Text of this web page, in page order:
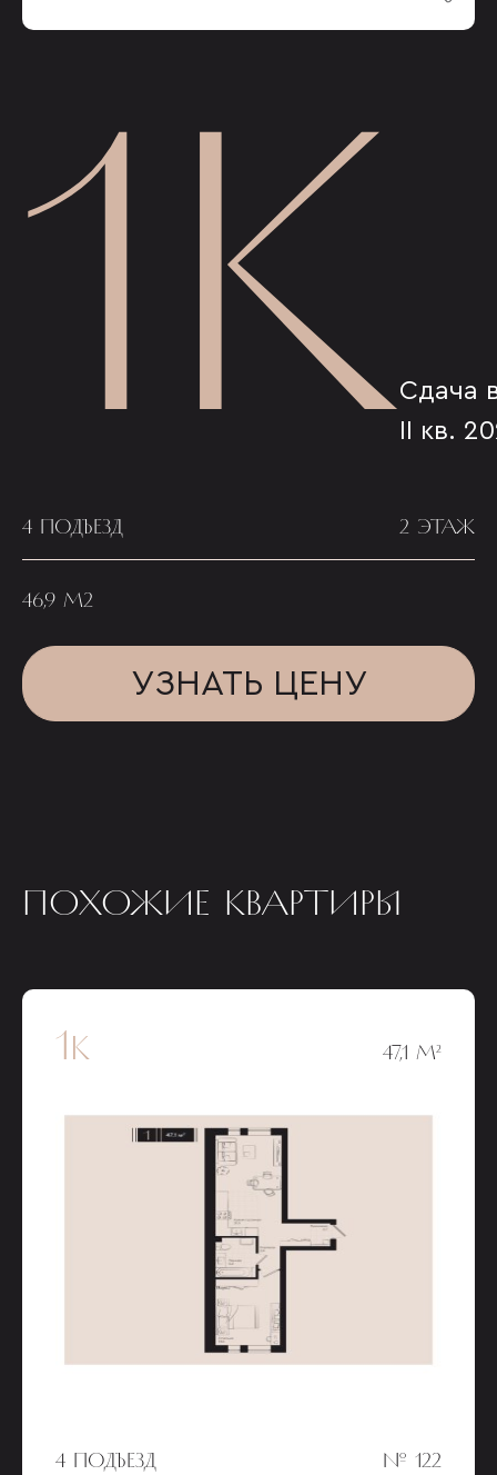
1КСдача
II кв.
4 ПОДЪЕЗД 2 ЭТАЖ
46,9 М2
УЗНАТЬ ЦЕНУ
ПОХОЖИЕ КВАРТИРЫ
1к 47,1 М²
4 ПОДЪЕЗД № 122